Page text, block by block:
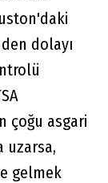
dolayı
çoğu asgari
uzarsa,
gelmek